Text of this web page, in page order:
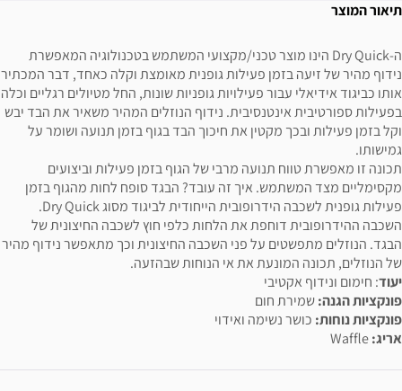
תיאור המוצר
ה-Dry Quick הינו מוצר טכני/מקצועי המשתמש בטכנולוגיה המאפשרת
נידוף מהיר של זיעה בזמן פעילות גופנית מאומצת וקלה כאחד, דבר המכתיר
אותו כביגוד אידיאלי עבור פעילויות גופניות שונות, החל מטיולים רגליים וכלה
בפעילות ספורטיבית אינטנסיבית. נידוף הנוזלים המהיר משאיר את הבד יבש
וקל בזמן פעילות ובכך מקטין את חיכוך הבד בגוף בזמן תנועה ושומר על
גמישותו.
תכונה זו מאפשרת טווח תנועה מרבי של הגוף בזמן פעילות וביצועים
מקסימליים מצד המשתמש. איך זה עובד? הבגד סופח לחות מהגוף בזמן
פעילות גופנית לשכבה הידרופובית הייחודית לביגוד מסוג Dry Quick.
השכבה ההידרופובית דוחפת את הלחות כלפי חוץ לשכבה החיצונית של
הבגד. הנוזלים מתפשטים על פני השכבה החיצונית וכך מתאפשר נידוף מהיר
של הנוזלים, תכונה המונעת את אי הנוחות שבהזעה.
יעוד: חימום ונידוף אקטיבי
פונקציות הגנה:שמירת חום
פונקציות נוחות: כושר נשימה ואידוי
אריג: